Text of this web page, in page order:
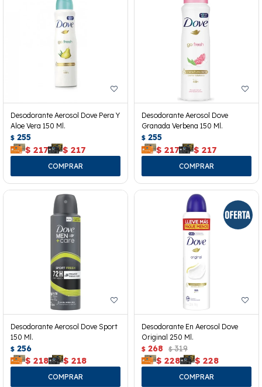
Desodorante Aerosol Dove Pera Y
Aloe Vera 150 Ml.
$ 255
$ 217 $ 217
Desodorante Aerosol Dove
Granada Verbena 150 Ml.
$ 255
$ 217 $ 217
Desodorante Aerosol Dove Sport
150 Ml.
$ 256
$ 218 $ 218
Desodorante En Aerosol Dove
Original 250 Ml.
$ 268 $ 319
$ 228 $ 228